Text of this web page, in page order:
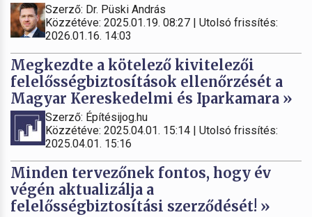
Szerző: Dr. Püski András
Közzétéve: 2025.01.19. 08:27 | Utolsó frissítés:
2026.01.16. 14:03
Megkezdte a kötelező kivitelezői
felelősségbiztosítások ellenőrzését a
Magyar Kereskedelmi és Iparkamara »
Szerző: Építésijog.hu
Közzétéve: 2025.04.01. 15:14 | Utolsó frissítés:
2025.04.01. 15:16
Minden tervezőnek fontos, hogy év
végén aktualizálja a
felelősségbiztosítási szerződését! »